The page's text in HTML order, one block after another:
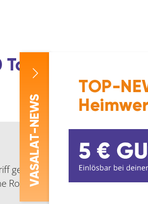
Marken | 1
genügt und schon öffnen sich
Und dank BLUMOTION
V
ASALAT
-NEWS
TOP-